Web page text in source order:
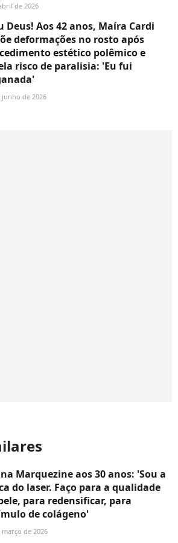
de 2026
Deus! Aos 42 anos, Maíra Cardi
deformações no rosto após
estético polêmico e
risco de paralisia: 'Eu fui
junho de 2026
Marquezine aos 30 anos: 'Sou a
do laser. Faço para a qualidade
para redensificar, para
de colágeno'
março de 2026